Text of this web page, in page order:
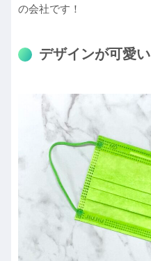
の会社です！
デザインが可愛い